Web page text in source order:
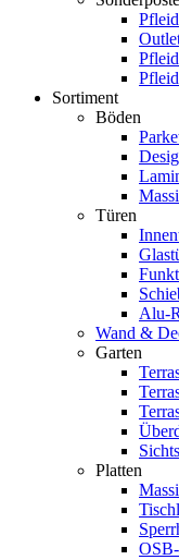
Sortiment
Böden
Türen
Alu-
Wand &
Garten
Platten